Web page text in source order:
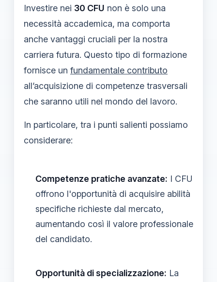
Investire nei 30 CFU non è solo una
necessità accademica, ma comporta
anche vantaggi cruciali per la nostra
carriera futura. Questo tipo di formazione
fornisce un fundamentale contributo
all’acquisizione di competenze trasversali
che saranno utili nel mondo del lavoro.
In particolare, tra i punti salienti possiamo
considerare:
Competenze pratiche avanzate: I CFU
offrono l'opportunità di acquisire abilità
specifiche richieste dal mercato,
aumentando così il valore professionale
del candidato.
Opportunità di specializzazione: La